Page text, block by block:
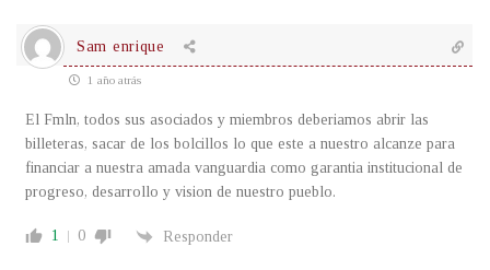
Sam enrique
1 año atrás
El Fmln, todos sus asociados y miembros deberiamos abrir las
billeteras, sacar de los bolcillos lo que este a nuestro alcanze para
financiar a nuestra amada vanguardia como garantia institucional de
progreso, desarrollo y vision de nuestro pueblo.
1 0 Responder